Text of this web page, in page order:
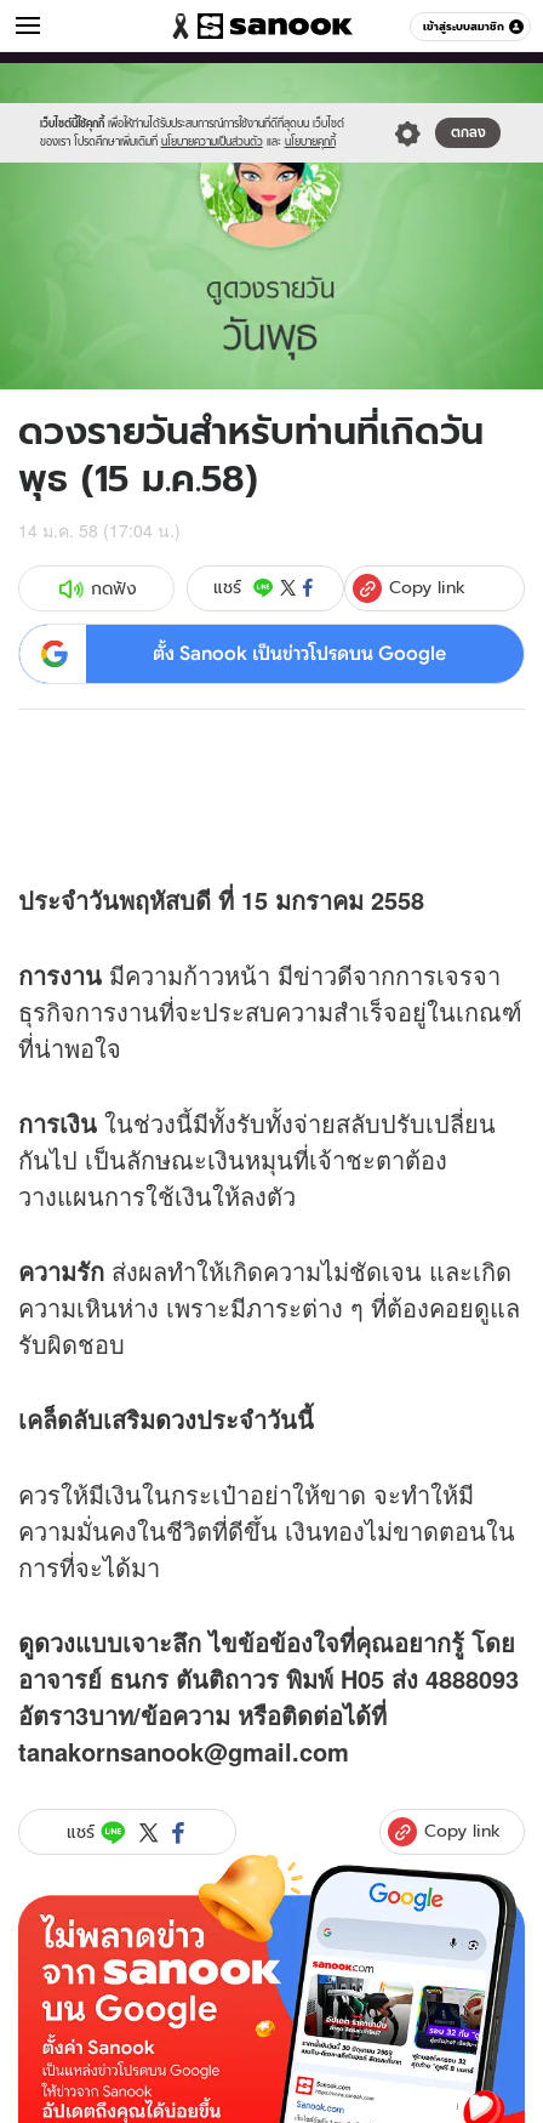
เข้าสู่ระบบสมาชิก
ดูดวง หมวดอื่นๆ
เว็บไซต์นี้ใช้คุกกี้ เพื่อให้ท่านได้รับประสบการณ์การใช้งานที่ดีที่สุดบน เว็บไซต์
ของเรา โปรดศึกษาเพิ่มเติมที่ นโยบายความเป็นส่วนตัว และ นโยบายคุกกี้
ตกลง
//s.isanook.com/sr/0/images/logo-
new-
sanook.png
//s.isanook.com/ho/0/ud/15/76613/4_wed.jpg
ดวงรายวันสำหรับท่านที่เกิดวัน
พุธ (15 ม.ค.58)
14 ม.ค. 58 (17:04 น.)
กดฟัง แชร์ Copy link
ตั้ง Sanook เป็นข่าวโปรดบน Google
ประจำวันพฤหัสบดี ที่ 15 มกราคม 2558
การงาน มีความก้าวหน้า มีข่าวดีจากการเจรจา
ธุรกิจการงานที่จะประสบความสำเร็จอยู่ในเกณฑ์
ที่น่าพอใจ
การเงิน ในช่วงนี้มีทั้งรับทั้งจ่ายสลับปรับเปลี่ยน
กันไป เป็นลักษณะเงินหมุนที่เจ้าชะตาต้อง
วางแผนการใช้เงินให้ลงตัว
ความรัก ส่งผลทำให้เกิดความไม่ชัดเจน และเกิด
ความเหินห่าง เพราะมีภาระต่าง ๆ ที่ต้องคอยดูแล
รับผิดชอบ
เคล็ดลับเสริมดวงประจำวันนี้
ควรให้มีเงินในกระเป๋าอย่าให้ขาด จะทำให้มี
ความมั่นคงในชีวิตที่ดีขึ้น เงินทองไม่ขาดตอนใน
การที่จะได้มา
ดูดวงแบบเจาะลึก ไขข้อข้องใจที่คุณอยากรู้ โดย
อาจารย์ ธนกร ตันติถาวร พิมพ์ H05 ส่ง 4888093
อัตรา3บาท/ข้อความ หรือติดต่อได้ที่
tanakornsanook@gmail.com
แชร์ Copy link